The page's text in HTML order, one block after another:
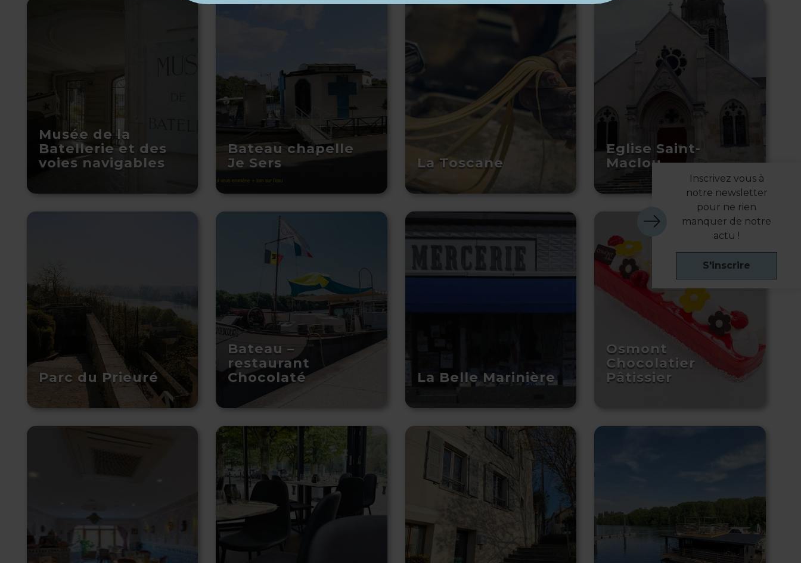
Musée de la
Batellerie et des
voies navigables
Bateau chapelle
Je Sers
La Toscane
Eglise Saint-
Maclou
Parc du Prieuré
Bateau –
restaurant
Chocolaté
La Belle Marinière
Osmont
Chocolatier
Pâtissier
Inscrivez vous à
notre newsletter
pour ne rien
manquer de notre
actu !
S'inscrire